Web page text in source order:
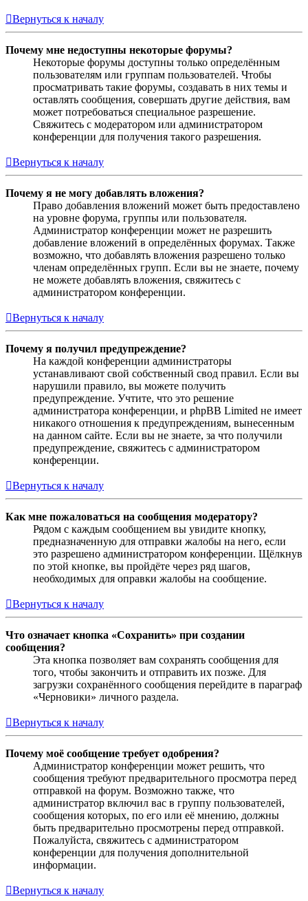
Вернуться к началу
Почему мне недоступны некоторые форумы?
Некоторые форумы доступны только определённым
пользователям или группам пользователей. Чтобы
просматривать такие форумы, создавать в них темы и
оставлять сообщения, совершать другие действия, вам
может потребоваться специальное разрешение.
Свяжитесь с модератором или администратором
конференции для получения такого разрешения.
Вернуться к началу
Почему я не могу добавлять вложения?
Право добавления вложений может быть предоставлено
на уровне форума, группы или пользователя.
Администратор конференции может не разрешить
добавление вложений в определённых форумах. Также
возможно, что добавлять вложения разрешено только
членам определённых групп. Если вы не знаете, почему
не можете добавлять вложения, свяжитесь с
администратором конференции.
Вернуться к началу
Почему я получил предупреждение?
На каждой конференции администраторы
устанавливают свой собственный свод правил. Если вы
нарушили правило, вы можете получить
предупреждение. Учтите, что это решение
администратора конференции, и phpBB Limited не имеет
никакого отношения к предупреждениям, вынесенным
на данном сайте. Если вы не знаете, за что получили
предупреждение, свяжитесь с администратором
конференции.
Вернуться к началу
Как мне пожаловаться на сообщения модератору?
Рядом с каждым сообщением вы увидите кнопку,
предназначенную для отправки жалобы на него, если
это разрешено администратором конференции. Щёлкнув
по этой кнопке, вы пройдёте через ряд шагов,
необходимых для оправки жалобы на сообщение.
Вернуться к началу
Что означает кнопка «Сохранить» при создании
сообщения?
Эта кнопка позволяет вам сохранять сообщения для
того, чтобы закончить и отправить их позже. Для
загрузки сохранённого сообщения перейдите в параграф
«Черновики» личного раздела.
Вернуться к началу
Почему моё сообщение требует одобрения?
Администратор конференции может решить, что
сообщения требуют предварительного просмотра перед
отправкой на форум. Возможно также, что
администратор включил вас в группу пользователей,
сообщения которых, по его или её мнению, должны
быть предварительно просмотрены перед отправкой.
Пожалуйста, свяжитесь с администратором
конференции для получения дополнительной
информации.
Вернуться к началу